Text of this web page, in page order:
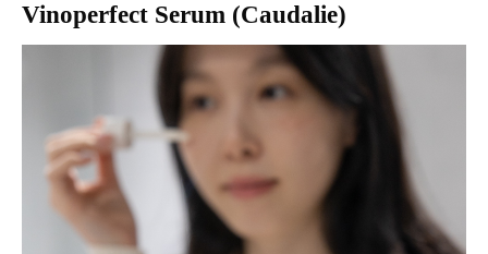
Vinoperfect Serum (Caudalie)